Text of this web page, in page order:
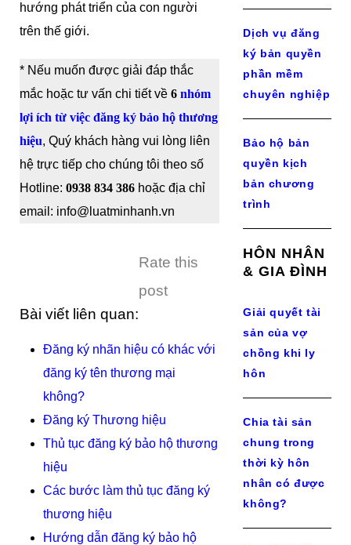
hướng phát triển của con người
trên thế giới.
* Nếu muốn được giải đáp thắc
mắc hoặc tư vấn chi tiết về 6 nhóm
lợi ích từ việc đăng ký bảo hộ thương
hiệu, Quý khách hàng vui lòng liên
hệ trực tiếp cho chúng tôi theo số
Hotline: 0938 834 386 hoặc địa chỉ
email: info@luatminhanh.vn
Rate this
post
Bài viết liên quan:
Đăng ký nhãn hiệu có khác với
đăng ký tên thương mại
không?
Đăng ký Thương hiệu
Thủ tục đăng ký bảo hộ thương
hiệu
Các bước làm thủ tục đăng ký
thương hiệu
Hướng dẫn đăng ký bảo hộ
Dịch vụ đăng
ký bản quyền
phần mềm
chuyên nghiệp
Bảo hộ bản
quyền kịch
bản chương
trình
HÔN NHÂN
& GIA ĐÌNH
Giải quyết tài
sản của vợ
chồng khi ly
hôn
Chia tài sản
chung trong
thời kỳ hôn
nhân có được
không?